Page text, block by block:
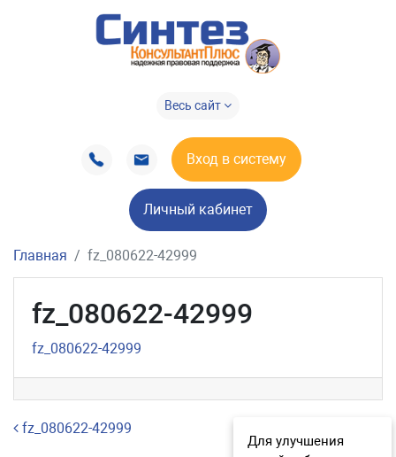
Весь сайт
Вход в систему
Личный кабинет
Главная fz_080622-42999
fz_080622-42999
fz_080622-42999
Навигация по записям
fz_080622-42999
Для улучшения